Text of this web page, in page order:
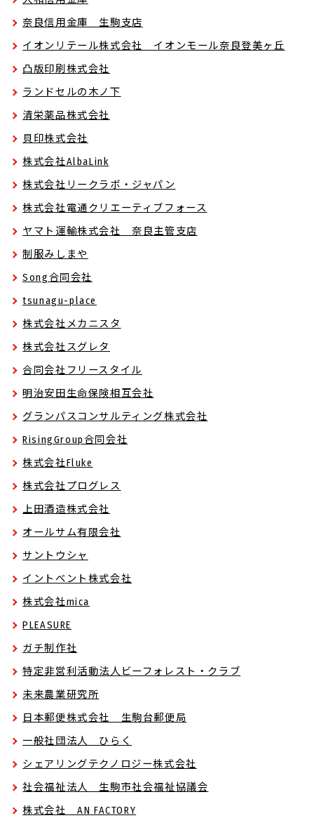
奈良信用金庫 生駒支店
イオンリテール株式会社 イオンモール奈良登美ヶ丘
凸版印刷株式会社
ランドセルの木ノ下
清栄薬品株式会社
貝印株式会社
株式会社AlbaLink
株式会社リークラボ・ジャパン
株式会社電通クリエーティブフォース
ヤマト運輸株式会社 奈良主管支店
制服みしまや
Song合同会社
tsunagu-place
株式会社メカニスタ
株式会社スグレタ
合同会社フリースタイル
明治安田生命保険相互会社
グランパスコンサルティング株式会社
RisingGroup合同会社
株式会社Fluke
株式会社プログレス
上田酒造株式会社
オールサム有限会社
サントウシャ
イントベント株式会社
株式会社mica
PLEASURE
ガチ制作社
特定非営利活動法人ビーフォレスト・クラブ
未来農業研究所
日本郵便株式会社 生駒台郵便局
一般社団法人 ひらく
シェアリングテクノロジー株式会社
社会福祉法人 生駒市社会福祉協議会
株式会社 AN FACTORY